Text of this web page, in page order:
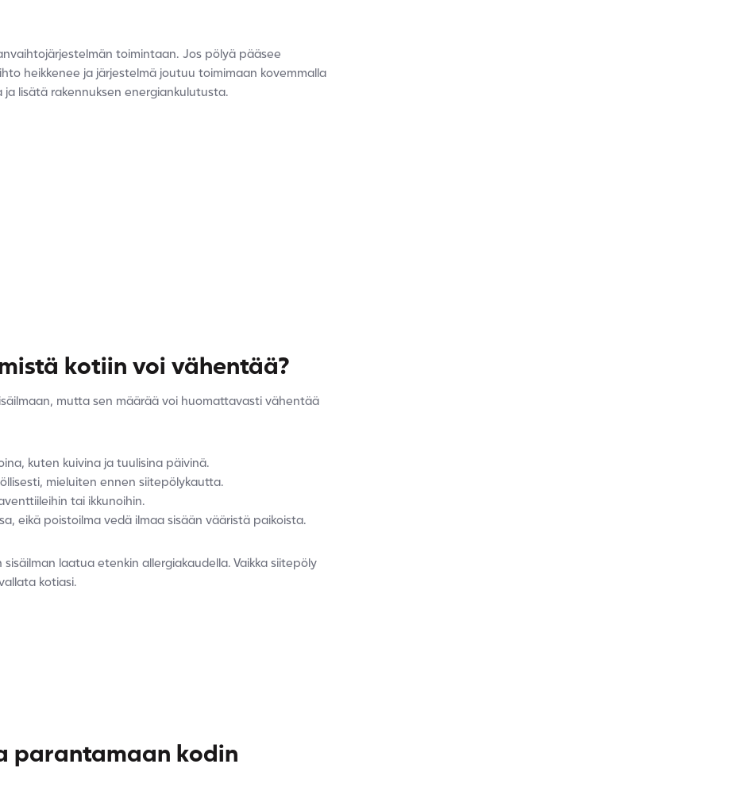
toimintaan. Jos pölyä pääsee
heikkenee ja järjestelmä joutuu toimimaan kovemmalla
lisätä rakennuksen energiankulutusta.
kotiin voi vähentää?
mutta sen määrää voi huomattavasti vähentää
kuten kuivina ja tuulisina päivinä.
mieluiten ennen siitepölykautta.
tai ikkunoihin.
eikä poistoilma vedä ilmaa sisään vääristä paikoista.
laatua etenkin allergiakaudella. Vaikka siitepöly
kotiasi.
parantamaan kodin